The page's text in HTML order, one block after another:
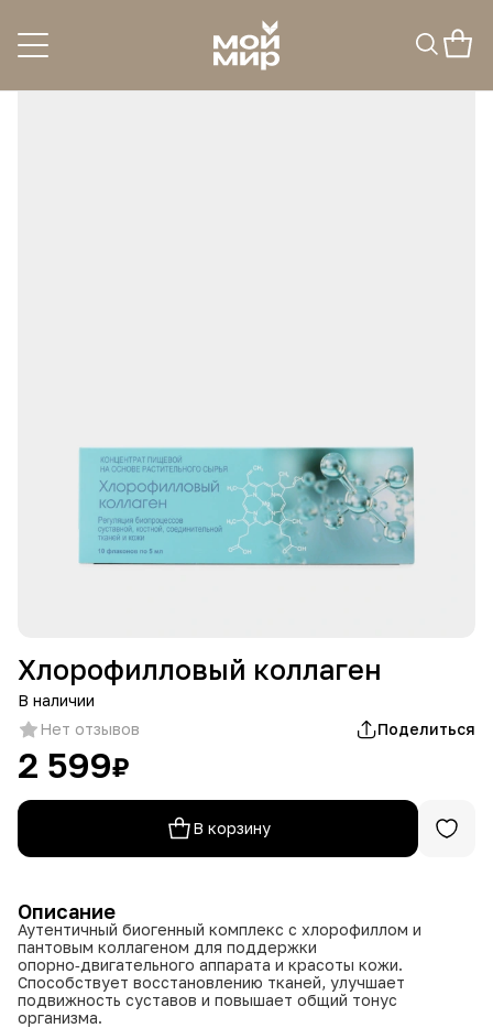
Хлорофилловый коллаген
В наличии
Нет отзывов
Поделиться
2 599₽
В корзину
Описание
Аутентичный биогенный комплекс с хлорофиллом и
пантовым коллагеном для поддержки
опорно‑двигательного аппарата и красоты кожи.
Способствует восстановлению тканей, улучшает
подвижность суставов и повышает общий тонус
организма.